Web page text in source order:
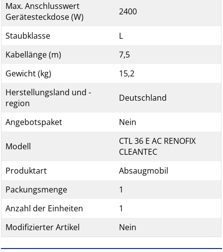
Max. Anschlusswert
Gerätesteckdose (W)
2400
Staubklasse
L
Kabellänge (m)
7,5
Gewicht (kg)
15,2
Herstellungsland und -
region
Deutschland
Angebotspaket Nein
Modell
CTL 36 E AC RENOFIX
CLEANTEC
Produktart
Absaugmobil
Packungsmenge
1
Anzahl der Einheiten
1
Modifizierter Artikel
Nein